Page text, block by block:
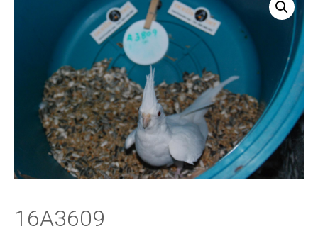
16A3609